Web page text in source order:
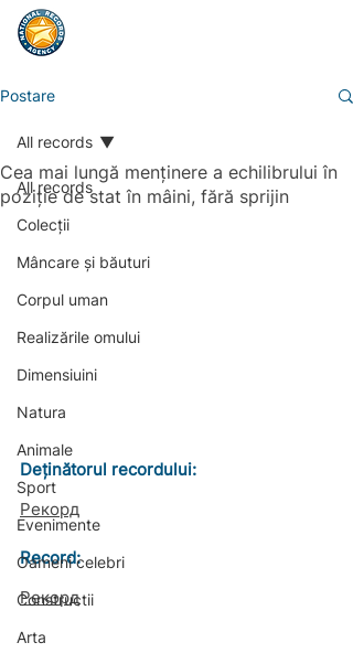
Postare
All records
Colecții
Mâncare și băuturi
Corpul uman
Realizările omului
Dimensiuini
Natura
Animale
Sport
Evenimente
Oameni celebri
Constructii
Arta
All records
Cea mai lungă menținere a echilibrului în
poziție de stat în mâini, fără sprijin
Deținătorul recordului:
Рекорд
Record:
Рекорд